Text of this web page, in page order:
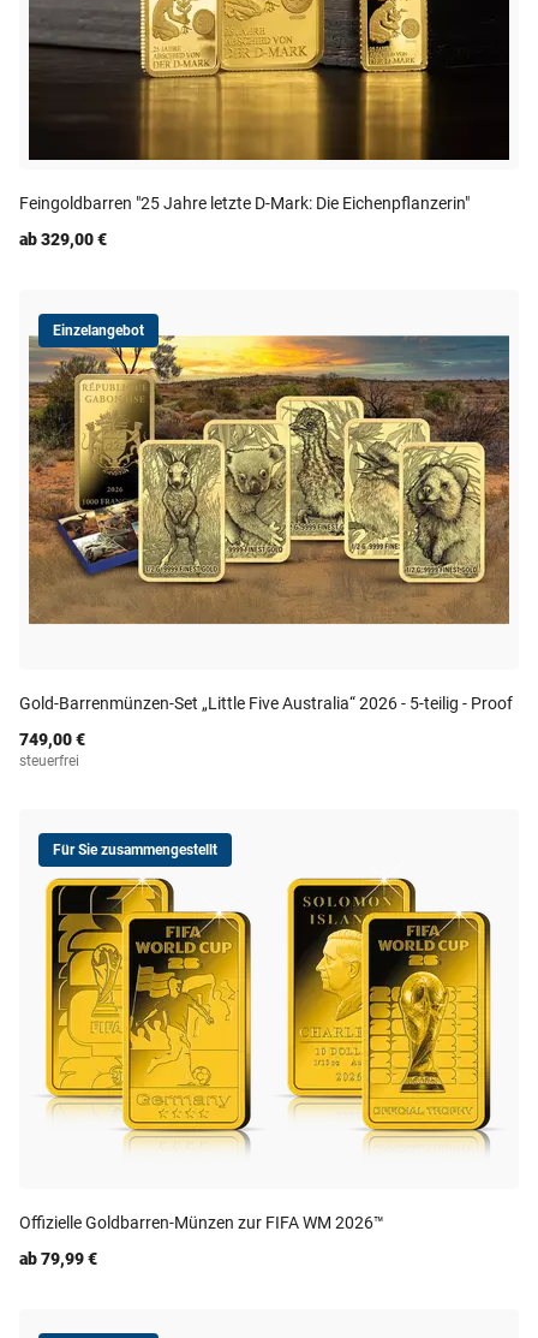
Feingoldbarren "25 Jahre letzte D-Mark: Die Eichenpflanzerin"
ab 329,00 €
Einzelangebot
Gold-Barrenmünzen-Set „Little Five Australia“ 2026 - 5-teilig - Proof
749,00 €
steuerfrei
Für Sie zusammengestellt
Offizielle Goldbarren-Münzen zur FIFA WM 2026™
ab 79,99 €